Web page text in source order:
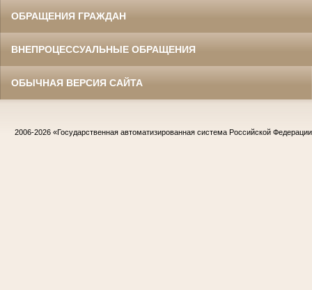
ОБРАЩЕНИЯ ГРАЖДАН
ВНЕПРОЦЕССУАЛЬНЫЕ ОБРАЩЕНИЯ
ОБЫЧНАЯ ВЕРСИЯ САЙТА
2006-2026 «Государственная автоматизированная система Российской